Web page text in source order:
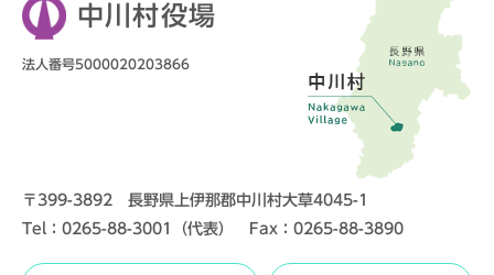
中川村役場
法人番号5000020203866
〒399-3892 長野県上伊那郡中川村大草4045-1
Tel：0265-88-3001（代表） Fax：0265-88-3890